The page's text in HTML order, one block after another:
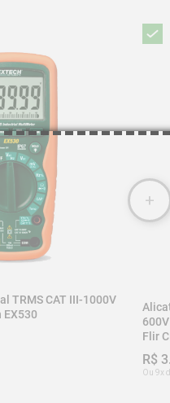
2,25 pol)
TRMS CAT III-1000V
EX530
Flir
R$
Ou 9x